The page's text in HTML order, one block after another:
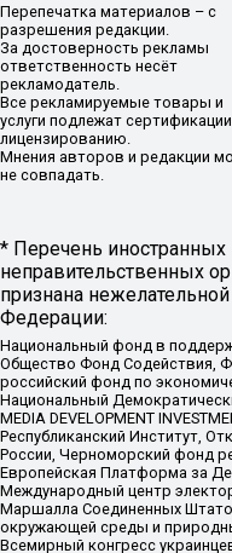
Перепечатка материалов – с
разрешения редакции.
За достоверность рекламы
ответственность несёт
рекламодатель.
Все рекламируемые товары и
услуги подлежат
лицензированию.
Мнения авторов и редакции
не совпадать.
* Перечень
неправительственных
признана
Федерации:
Национальный фонд в
Общество Фонд Содействия,
российский фонд по
Национальный
MEDIA DEVELOPMENT
Республиканский Институт,
России, Черноморский фонд
Европейская Платформа за
Международный центр
Маршалла Соединенных
окружающей среды и
Всемирный конгресс